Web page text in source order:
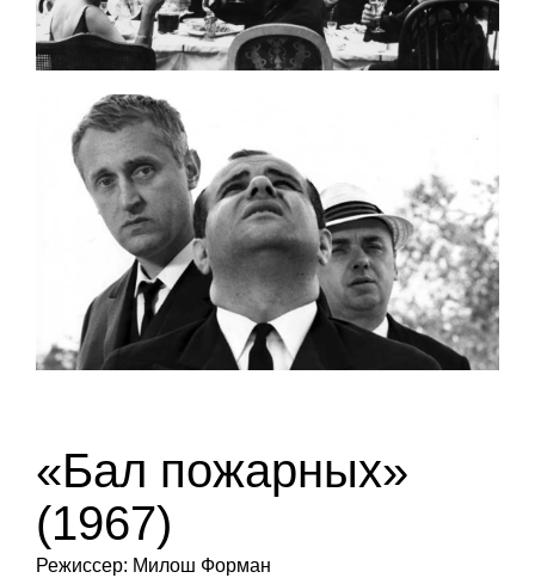
«Бал пожарных»
(1967)
Режиссер: Милош Форман